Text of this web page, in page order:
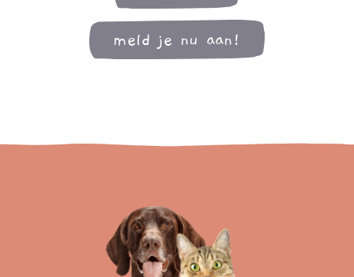
meld je nu aan!